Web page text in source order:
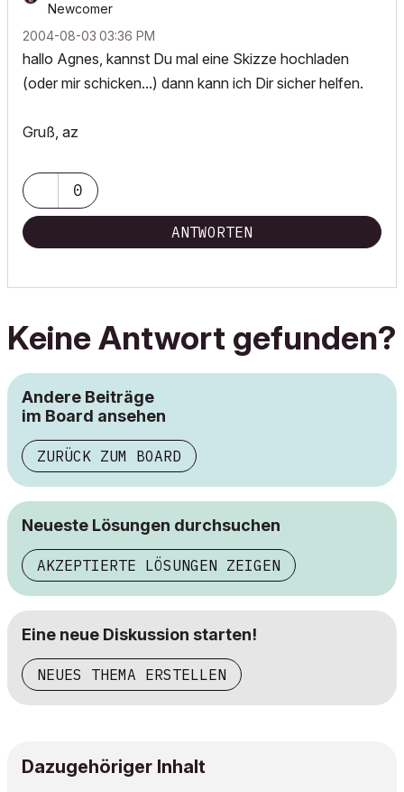
Newcomer
‎2004-08-03 03:36 PM
hallo Agnes, kannst Du mal eine Skizze hochladen
(oder mir schicken...) dann kann ich Dir sicher helfen.
Gruß, az
0
ANTWORTEN
Keine Antwort gefunden?
Andere Beiträge
im Board ansehen
ZURÜCK ZUM BOARD
Neueste Lösungen durchsuchen
AKZEPTIERTE LÖSUNGEN ZEIGEN
Eine neue Diskussion starten!
NEUES THEMA ERSTELLEN
Dazugehöriger Inhalt